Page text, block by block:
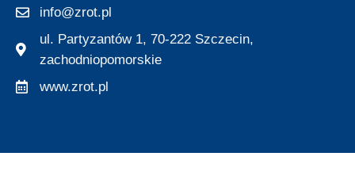
info@zrot.pl
ul. Partyzantów 1, 70-222 Szczecin,
zachodniopomorskie
www.zrot.pl